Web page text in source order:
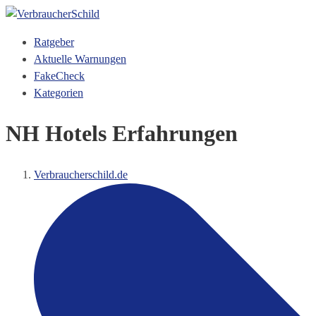
Ratgeber
Aktuelle Warnungen
FakeCheck
Kategorien
NH Hotels Erfahrungen
Verbraucherschild.de